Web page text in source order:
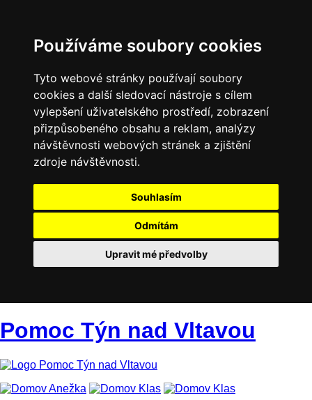
Používáme soubory cookies
Tyto webové stránky používají soubory
cookies a další sledovací nástroje s cílem
vylepšení uživatelského prostředí, zobrazení
přizpůsobeného obsahu a reklam, analýzy
návštěvnosti webových stránek a zjištění
zdroje návštěvnosti.
Souhlasím
Odmítám
Upravit mé předvolby
Pomoc Týn nad Vltavou